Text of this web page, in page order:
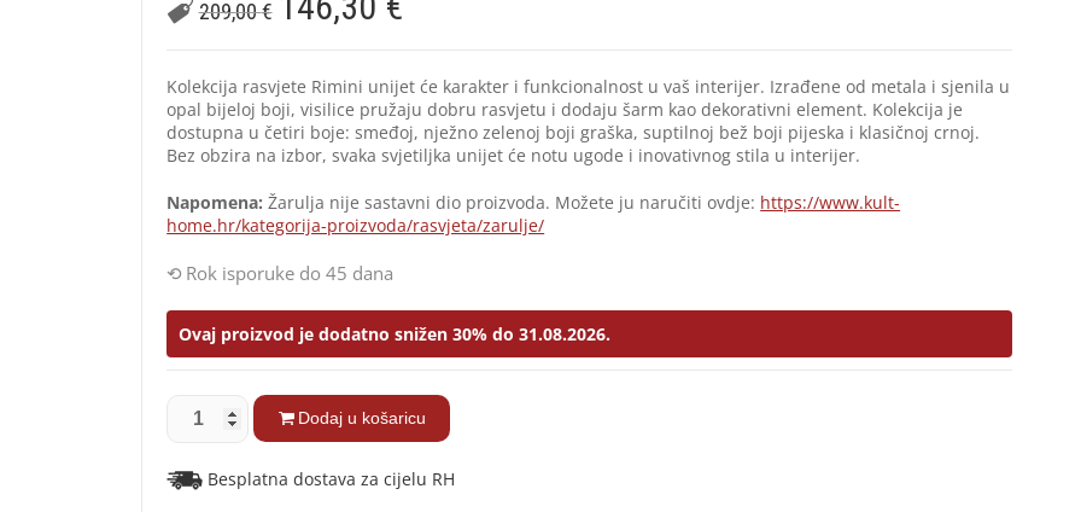
209,00€
Kolekcija rasvjete Rimini unijet će karakter i funkcionalnost u vaš interijer. Izrađene od metala i sjenila u
opal bijeloj boji, visilice pružaju dobru rasvjetu i dodaju šarm kao dekorativni element. Kolekcija je
dostupna u četiri boje: smeđoj, nježno zelenoj boji graška, suptilnoj bež boji pijeska i klasičnoj crnoj.
Bez obzira na izbor, svaka svjetiljka unijet će notu ugode i inovativnog stila u interijer.
Napomena:Žarulja nije sastavni dio proizvoda. Možete ju naručiti ovdje: https://www.kult-
home.hr/kategorija-proizvoda/rasvjeta/zarulje/
Rok isporuke do 45 dana
Ovaj proizvod je dodatno snižen 30% do 31.08.2026.
Dodaj u košaricu
Besplatna dostava za cijelu RH